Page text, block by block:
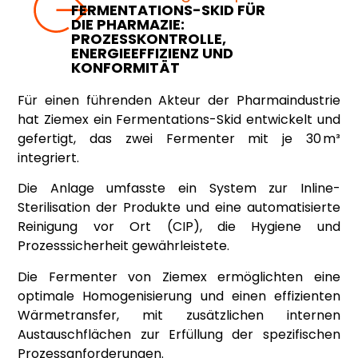
FERMENTATIONS-SKID FÜR
DIE PHARMAZIE:
PROZESSKONTROLLE,
ENERGIEEFFIZIENZ UND
KONFORMITÄT
Für einen führenden Akteur der Pharmaindustrie
hat Ziemex ein Fermentations-Skid entwickelt und
gefertigt, das zwei Fermenter mit je 30 m³
integriert.
Die Anlage umfasste ein System zur Inline-
Sterilisation der Produkte und eine automatisierte
Reinigung vor Ort (CIP), die Hygiene und
Prozesssicherheit gewährleistete.
Die Fermenter von Ziemex ermöglichten eine
optimale Homogenisierung und einen effizienten
Wärmetransfer, mit zusätzlichen internen
Austauschflächen zur Erfüllung der spezifischen
Prozessanforderungen.